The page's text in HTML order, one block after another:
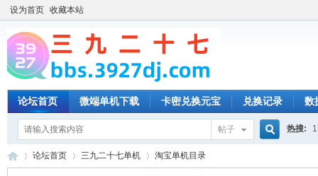
设为首页 收藏本站
论坛首页 微端单机下载 卡密兑换元宝 兑换记录 数
帖子 热搜:
论坛首页 三九二十七单机 淘宝单机目录